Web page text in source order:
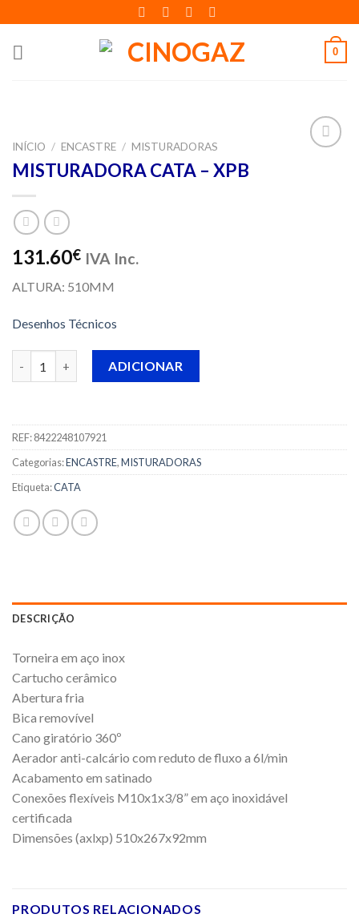
to
content
0
INÍCIO / ENCASTRE / MISTURADORAS
MISTURADORA CATA – XPB
131.60€ IVA Inc.
ALTURA: 510MM
Desenhos Técnicos
ADICIONAR
REF:8422248107921
Categorias:ENCASTRE,MISTURADORAS
Etiqueta:CATA
DESCRIÇÃO
Torneira em aço inox
Cartucho cerâmico
Abertura fria
Bica removível
Cano giratório 360º
Aerador anti-calcário com reduto de fluxo a 6l/min
Acabamento em satinado
Conexões flexíveis M10x1x3/8” em aço inoxidável
certificada
Dimensões (axlxp) 510x267x92mm
PRODUTOS RELACIONADOS